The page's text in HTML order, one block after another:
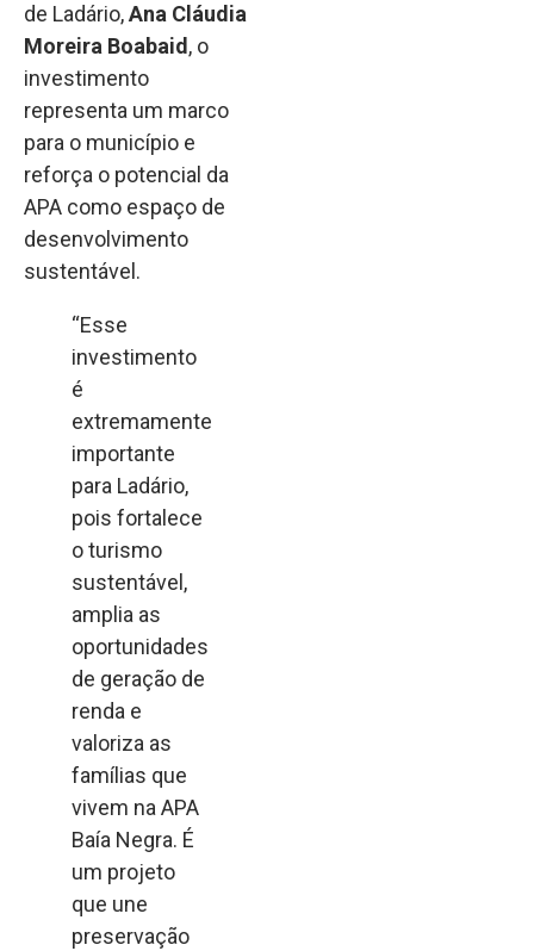
de Ladário,Ana Cláudia
Moreira Boabaid , o
investimento
representa um marco
para o município e
reforça o potencial da
APA como espaço de
desenvolvimento
sustentável.
“Esse
investimento
é
extremamente
importante
para Ladário,
pois fortalece
o turismo
sustentável,
amplia as
oportunidades
de geração de
renda e
valoriza as
famílias que
vivem na APA
Baía Negra. É
um projeto
que une
preservação